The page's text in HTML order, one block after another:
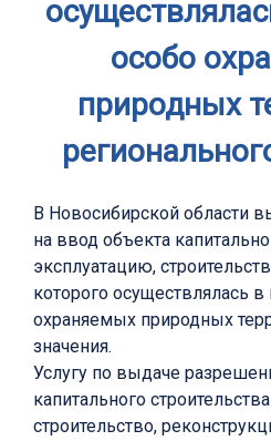
особо
природных
В Новосибирской области
на ввод объекта
эксплуатацию,
которого осуществлялась в
охраняемых природных
значения.
Услугу по выдаче
капитального
строительство,